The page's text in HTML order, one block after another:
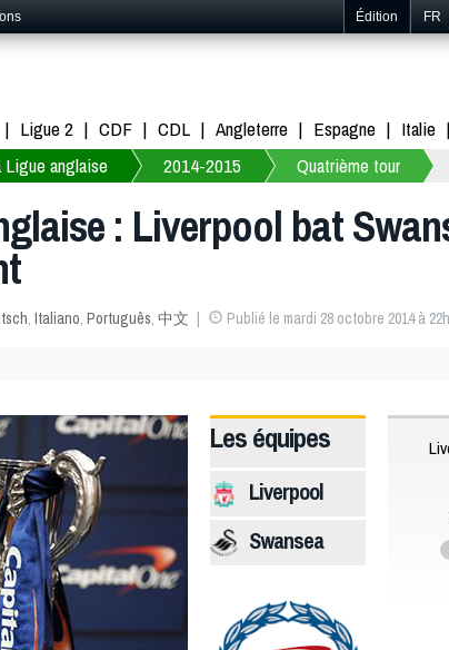
Édition FR
Ligue 2 CDF CDL Angleterre Espagne Italie
Ligue anglaise 2014-2015 Quatrième tour
: Liverpool bat
, Italiano, Português, 中文 Publié le mardi 28 octobre 2014 à
Les équipes
Liverpool
Swansea